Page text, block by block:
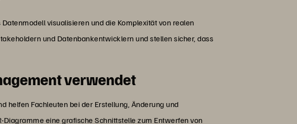
visualisieren und die Komplexität von realen
und Datenbankentwicklern und stellen sicher, dass
verwendet
helfen Fachleuten bei der Erstellung, Änderung und
eine grafische Schnittstelle zum Entwerfen von